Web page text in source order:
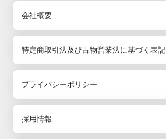
会社概要
特定商取引法及び古物営業法に基づく表記
プライバシーポリシー
採用情報